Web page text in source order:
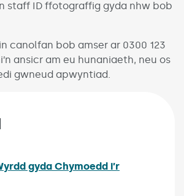
staff ID ffotograffig gyda nhw bob
canolfan bob amser ar 0300 123
ansicr am eu hunaniaeth, neu os
gwneud apwyntiad.
gyda Chymoedd i’r